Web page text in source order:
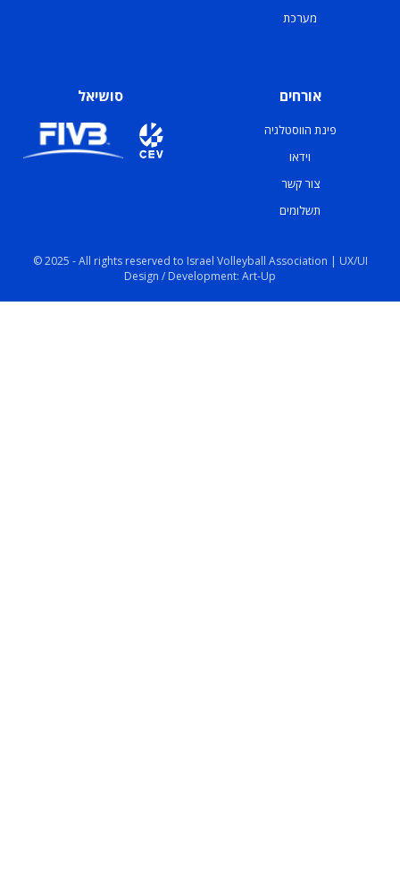
מערכת
אורחים
פינת הווסטלגיה
וידאו
צור קשר
תשלומים
סושיאל
© 2025 - All rights reserved to Israel Volleyball Association | UX/UI
Design / Development: Art-Up